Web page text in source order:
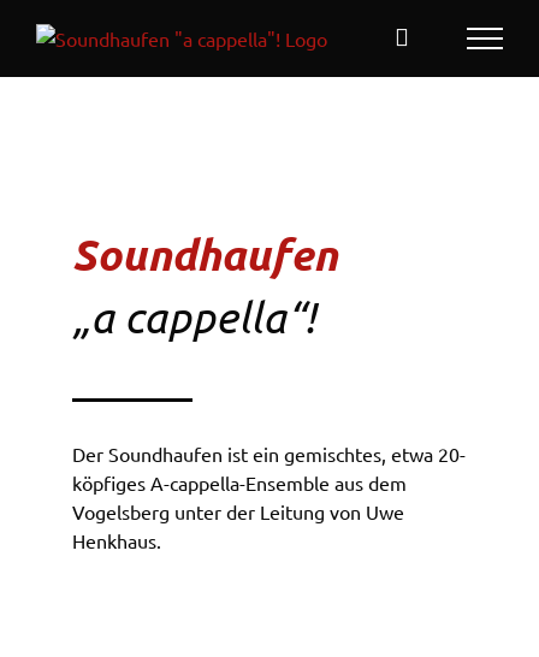
Inhalt
springen
Soundhaufen
„a cappella“!
Der Soundhaufen ist ein gemischtes, etwa 20-
köpfiges A-cappella-Ensemble aus dem
Vogelsberg unter der Leitung von Uwe
Henkhaus.